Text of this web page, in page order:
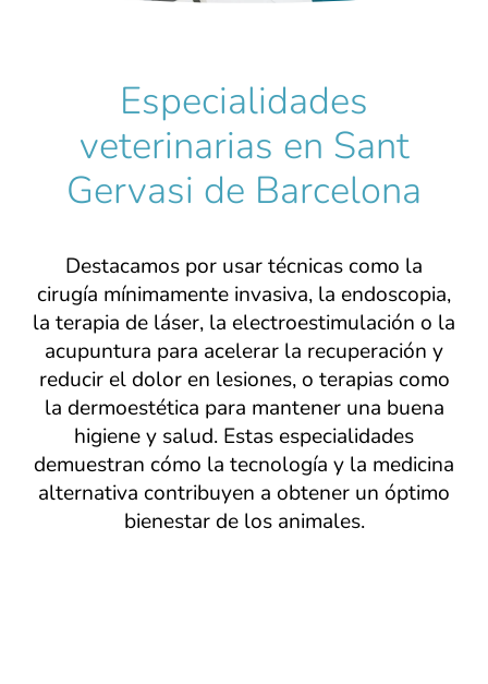
Especialidades
veterinarias en Sant
Gervasi de Barcelona
Destacamos por usar técnicas como la
cirugía mínimamente invasiva, la endoscopia,
la terapia de láser, la electroestimulación o la
acupuntura para acelerar la recuperación y
reducir el dolor en lesiones, o terapias como
la dermoestética para mantener una buena
higiene y salud. Estas especialidades
demuestran cómo la tecnología y la medicina
alternativa contribuyen a obtener un óptimo
bienestar de los animales.